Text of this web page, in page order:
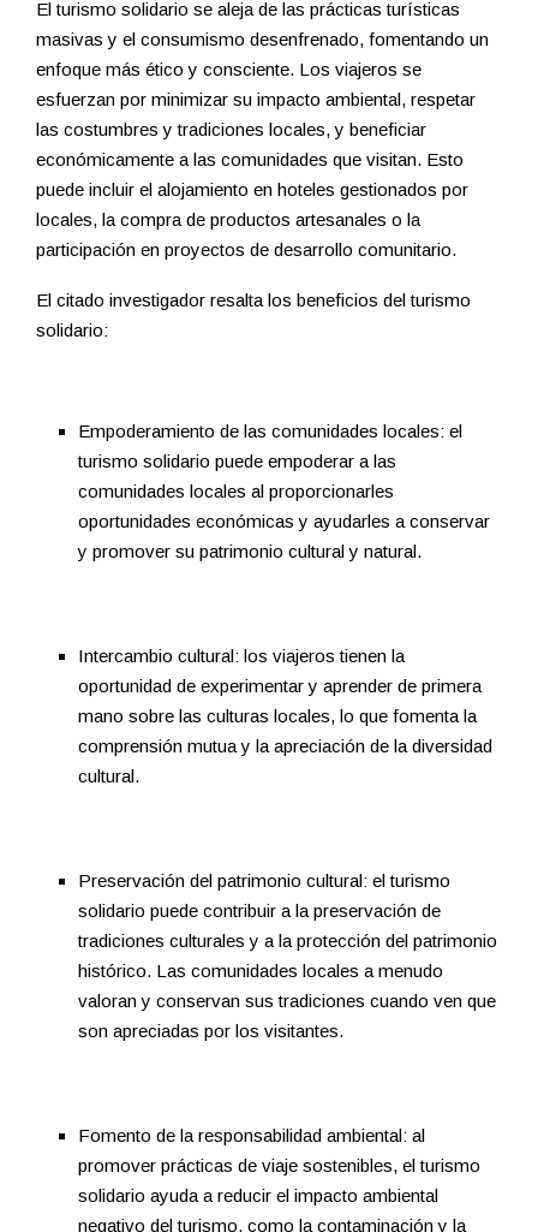
El turismo solidario se aleja de las prácticas turísticas
masivas y el consumismo desenfrenado, fomentando un
enfoque más ético y consciente. Los viajeros se
esfuerzan por minimizar su impacto ambiental, respetar
las costumbres y tradiciones locales, y beneficiar
económicamente a las comunidades que visitan. Esto
puede incluir el alojamiento en hoteles gestionados por
locales, la compra de productos artesanales o la
participación en proyectos de desarrollo comunitario.
El citado investigador resalta los beneficios del turismo
solidario:
Empoderamiento de las comunidades locales: el
turismo solidario puede empoderar a las
comunidades locales al proporcionarles
oportunidades económicas y ayudarles a conservar
y promover su patrimonio cultural y natural.
Intercambio cultural: los viajeros tienen la
oportunidad de experimentar y aprender de primera
mano sobre las culturas locales, lo que fomenta la
comprensión mutua y la apreciación de la diversidad
cultural.
Preservación del patrimonio cultural: el turismo
solidario puede contribuir a la preservación de
tradiciones culturales y a la protección del patrimonio
histórico. Las comunidades locales a menudo
valoran y conservan sus tradiciones cuando ven que
son apreciadas por los visitantes.
Fomento de la responsabilidad ambiental: al
promover prácticas de viaje sostenibles, el turismo
solidario ayuda a reducir el impacto ambiental
negativo del turismo, como la contaminación y la